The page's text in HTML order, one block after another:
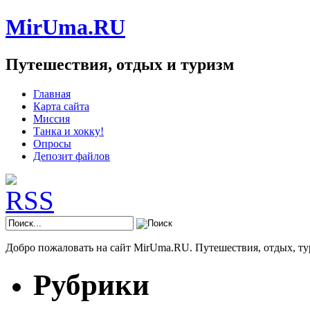
MirUma.RU
Путешествия, отдых и туризм
Главная
Карта сайта
Миссия
Танка и хокку!
Опросы
Депозит файлов
Добро пожаловать на сайт MirUma.RU. Путешествия, отдых,
Рубрики